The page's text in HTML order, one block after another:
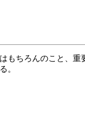
もちろんのこと、
。